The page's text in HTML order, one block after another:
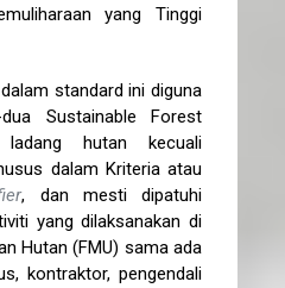
yang Tinggi
standard ini diguna
Sustainable Forest
hutan kecuali
dalam Kriteria atau
, dan mesti dipatuhi
yang dilaksanakan di
Hutan (FMU) sama ada
kontraktor, pengendali